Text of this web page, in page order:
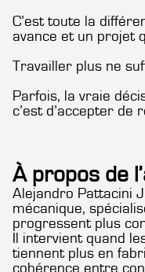
C’est toute la
avance et un projet
Travailler plus ne
Parfois, la vraie
c’est d’accepter de
À propos de
Alejandro Pattacini
mécanique,
progressent plus
Il intervient quand
tiennent plus en
cohérence entre